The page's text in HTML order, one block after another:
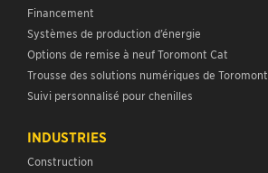
Financement
Systèmes de production d’énergie
Options de remise à neuf Toromont Cat
Trousse des solutions numériques de Toromont
Suivi personnalisé pour chenilles
INDUSTRIES
Construction